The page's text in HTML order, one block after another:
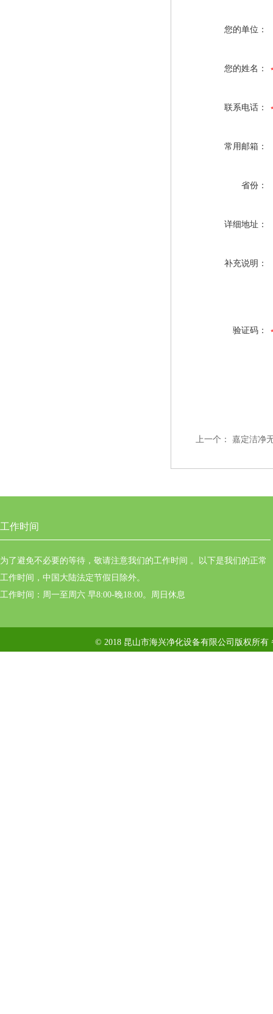
您的单位：
您的姓名：
联系电话：
常用邮箱：
省份：
详细地址：
补充说明：
验证码：
上一个： 嘉定洁净
工作时间
为了避免不必要的等待，敬请注意我们的工作时间 。以下是我们的正常
工作时间，中国大陆法定节假日除外。
工作时间：周一至周六 早8:00-晚18:00。周日休息
© 2018 昆山市海兴净化设备有限公司版权所有